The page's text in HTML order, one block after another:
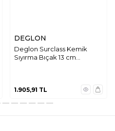
DEGLON
Deglon Surclass Kemik
Sıyırma Bıçak 13 cm
1.905,91 TL